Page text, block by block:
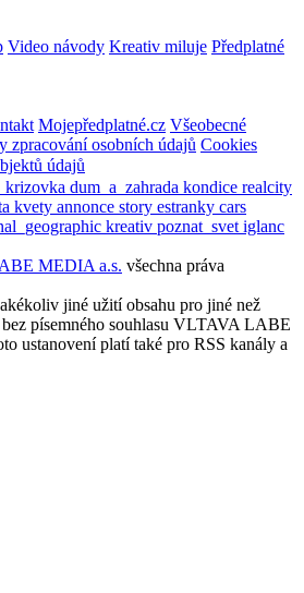
Video návody Kreativ miluje Předplatné
Mojepředplatné.cz Všeobecné
zpracování osobních údajů Cookies
údajů
dum_a_zahrada kondice realcity
kvety annonce story estranky cars
kreativ poznat_svet iglanc
MEDIA a.s. všechna práva
jiné užití obsahu pro jiné než
písemného souhlasu VLTAVA LABE
ustanovení platí také pro RSS kanály a